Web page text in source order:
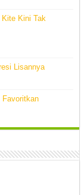
Kini Tak
Lisannya
Favoritkan